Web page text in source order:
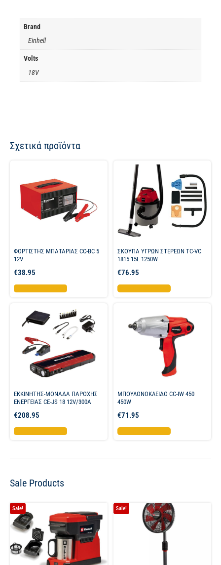
Brand
Einhell
Volts
18V
Σχετικά προϊόντα
ΦΟΡΤΙΣΤΗΣ ΜΠΑΤΑΡΙΑΣ CC-BC 5
12V
€38.95
Προσθήκη στο καλάθι
ΣΚΟΥΠΑ ΥΓΡΩΝ ΣΤΕΡΕΩΝ TC-VC
1815 15L 1250W
€76.95
Προσθήκη στο καλάθι
ΕΚΚΙΝΗΤΗΣ-ΜΟΝΑΔΑ ΠΑΡΟΧΗΣ
ΕΝΕΡΓΕΙΑΣ CE-JS 18 12V/300A
€208.95
Προσθήκη στο καλάθι
ΜΠΟΥΛΟΝΟΚΛΕΙΔΟ CC-IW 450
450W
€71.95
Προσθήκη στο καλάθι
Sale Products
Sale! Sale!